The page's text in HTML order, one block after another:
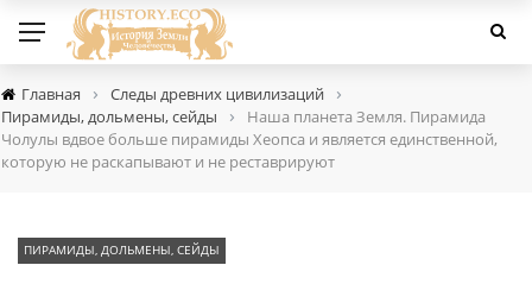
Главная › Следы древних цивилизаций ›
Пирамиды, дольмены, сейды ›
Наша планета Земля. Пирамида
Чолулы вдвое больше пирамиды Хеопса и является единственной,
которую не раскапывают и не реставрируют
ПИРАМИДЫ, ДОЛЬМЕНЫ, СЕЙДЫ